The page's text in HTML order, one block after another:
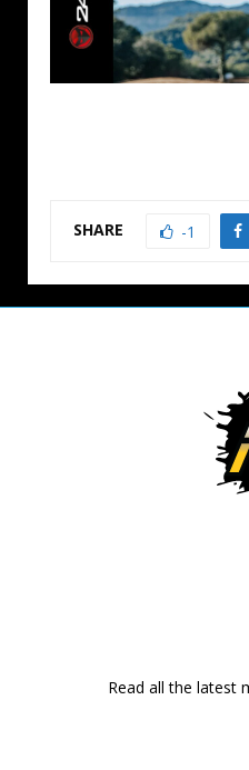
SHARE -1
Read all the latest